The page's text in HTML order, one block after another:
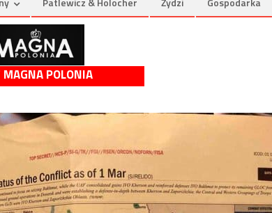
MAGNA POLONIA